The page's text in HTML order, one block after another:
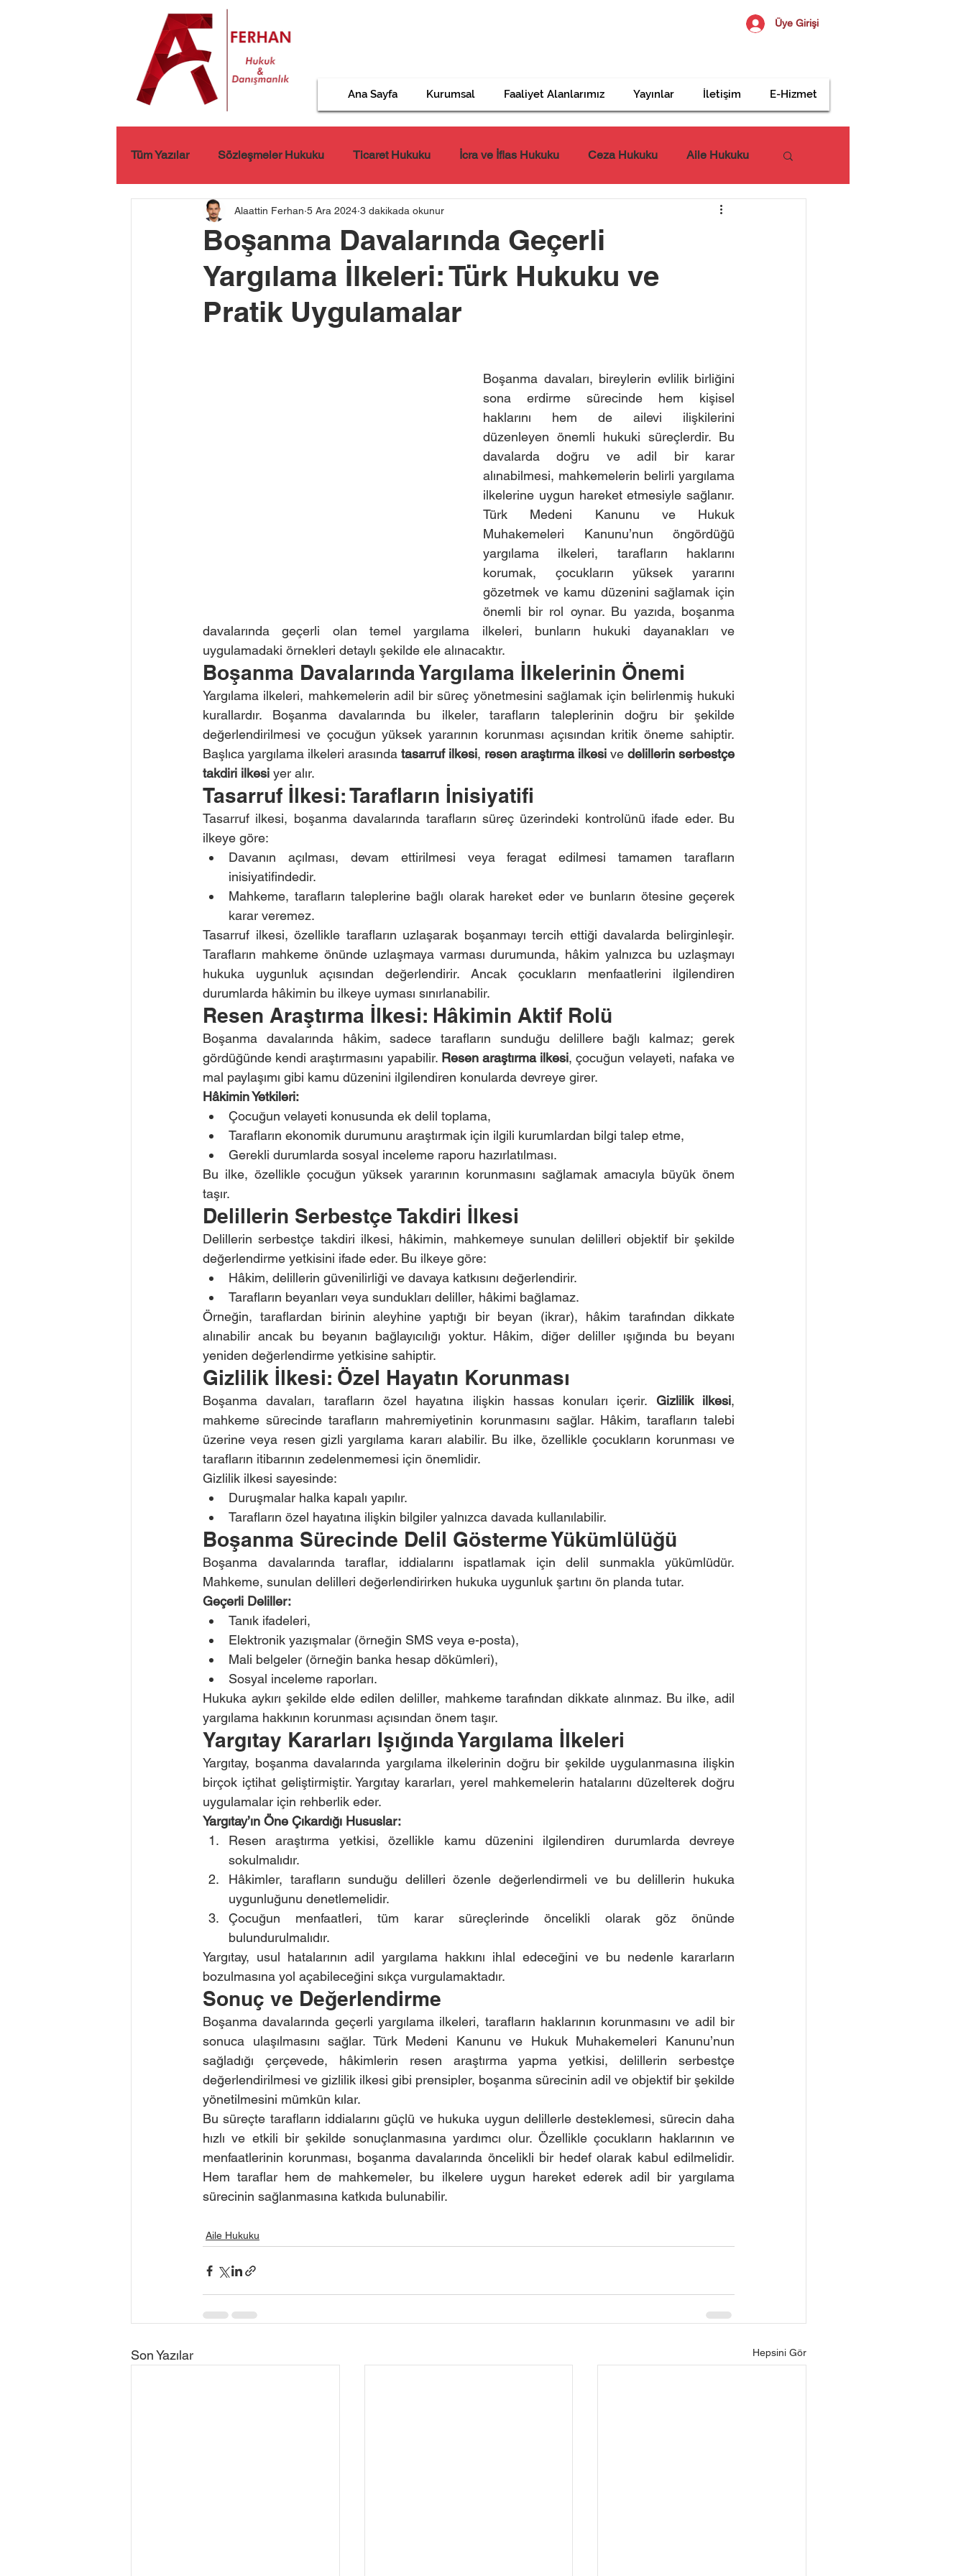
Üye Girişi
Ana Sayfa Kurumsal Faaliyet Alanlarımız Yayınlar İletişim E-Hizmet
Tüm Yazılar Sözleşmeler Hukuku Ticaret Hukuku İcra ve İflas Hukuku Ceza Hukuku Aile Hukuku
Kişisel Verilerin Korunması Tazminat Hukuku İş Hukuku
Boşanma Davalarında Geçerli
Yargılama İlkeleri: Türk Hukuku ve
Pratik Uygulamalar
Alaattin Ferhan 5 Ara 2024 3 dakikada okunur
Boşanma davaları, bireylerin evlilik birliğini
sona erdirme sürecinde hem kişisel
haklarını hem de ailevi ilişkilerini
düzenleyen önemli hukuki süreçlerdir. Bu
davalarda doğru ve adil bir karar
alınabilmesi, mahkemelerin belirli yargılama
ilkelerine uygun hareket etmesiyle sağlanır.
Türk Medeni Kanunu ve Hukuk
Muhakemeleri Kanunu’nun öngördüğü
yargılama ilkeleri, tarafların haklarını
korumak, çocukların yüksek yararını
gözetmek ve kamu düzenini sağlamak için
önemli bir rol oynar. Bu yazıda, boşanma
davalarında geçerli olan temel yargılama ilkeleri, bunların hukuki dayanakları ve
uygulamadaki örnekleri detaylı şekilde ele alınacaktır.
Boşanma Davalarında Yargılama İlkelerinin Önemi
Yargılama ilkeleri, mahkemelerin adil bir süreç yönetmesini sağlamak için belirlenmiş hukuki
kurallardır. Boşanma davalarında bu ilkeler, tarafların taleplerinin doğru bir şekilde
değerlendirilmesi ve çocuğun yüksek yararının korunması açısından kritik öneme sahiptir.
Başlıca yargılama ilkeleri arasında tasarruf ilkesi, resen araştırma ilkesi ve delillerin serbestçe
takdiri ilkesi yer alır.
Tasarruf İlkesi: Tarafların İnisiyatifi
Tasarruf ilkesi, boşanma davalarında tarafların süreç üzerindeki kontrolünü ifade eder. Bu
ilkeye göre:
Davanın açılması, devam ettirilmesi veya feragat edilmesi tamamen tarafların
inisiyatifindedir.
Mahkeme, tarafların taleplerine bağlı olarak hareket eder ve bunların ötesine geçerek
karar veremez.
Tasarruf ilkesi, özellikle tarafların uzlaşarak boşanmayı tercih ettiği davalarda belirginleşir.
Tarafların mahkeme önünde uzlaşmaya varması durumunda, hâkim yalnızca bu uzlaşmayı
hukuka uygunluk açısından değerlendirir. Ancak çocukların menfaatlerini ilgilendiren
durumlarda hâkimin bu ilkeye uyması sınırlanabilir.
Resen Araştırma İlkesi: Hâkimin Aktif Rolü
Boşanma davalarında hâkim, sadece tarafların sunduğu delillere bağlı kalmaz; gerek
gördüğünde kendi araştırmasını yapabilir. Resen araştırma ilkesi, çocuğun velayeti, nafaka ve
mal paylaşımı gibi kamu düzenini ilgilendiren konularda devreye girer.
Hâkimin Yetkileri:
Çocuğun velayeti konusunda ek delil toplama,
Tarafların ekonomik durumunu araştırmak için ilgili kurumlardan bilgi talep etme,
Gerekli durumlarda sosyal inceleme raporu hazırlatılması.
Bu ilke, özellikle çocuğun yüksek yararının korunmasını sağlamak amacıyla büyük önem
taşır.
Delillerin Serbestçe Takdiri İlkesi
Delillerin serbestçe takdiri ilkesi, hâkimin, mahkemeye sunulan delilleri objektif bir şekilde
değerlendirme yetkisini ifade eder. Bu ilkeye göre:
Hâkim, delillerin güvenilirliği ve davaya katkısını değerlendirir.
Tarafların beyanları veya sundukları deliller, hâkimi bağlamaz.
Örneğin, taraflardan birinin aleyhine yaptığı bir beyan (ikrar), hâkim tarafından dikkate
alınabilir ancak bu beyanın bağlayıcılığı yoktur. Hâkim, diğer deliller ışığında bu beyanı
yeniden değerlendirme yetkisine sahiptir.
Gizlilik İlkesi: Özel Hayatın Korunması
Boşanma davaları, tarafların özel hayatına ilişkin hassas konuları içerir. Gizlilik ilkesi,
mahkeme sürecinde tarafların mahremiyetinin korunmasını sağlar. Hâkim, tarafların talebi
üzerine veya resen gizli yargılama kararı alabilir. Bu ilke, özellikle çocukların korunması ve
tarafların itibarının zedelenmemesi için önemlidir.
Gizlilik ilkesi sayesinde:
Duruşmalar halka kapalı yapılır.
Tarafların özel hayatına ilişkin bilgiler yalnızca davada kullanılabilir.
Boşanma Sürecinde Delil Gösterme Yükümlülüğü
Boşanma davalarında taraflar, iddialarını ispatlamak için delil sunmakla yükümlüdür.
Mahkeme, sunulan delilleri değerlendirirken hukuka uygunluk şartını ön planda tutar.
Geçerli Deliller:
Tanık ifadeleri,
Elektronik yazışmalar (örneğin SMS veya e-posta),
Mali belgeler (örneğin banka hesap dökümleri),
Sosyal inceleme raporları.
Hukuka aykırı şekilde elde edilen deliller, mahkeme tarafından dikkate alınmaz. Bu ilke, adil
yargılama hakkının korunması açısından önem taşır.
Yargıtay Kararları Işığında Yargılama İlkeleri
Yargıtay, boşanma davalarında yargılama ilkelerinin doğru bir şekilde uygulanmasına ilişkin
birçok içtihat geliştirmiştir. Yargıtay kararları, yerel mahkemelerin hatalarını düzelterek doğru
uygulamalar için rehberlik eder.
Yargıtay’ın Öne Çıkardığı Hususlar:
Resen araştırma yetkisi, özellikle kamu düzenini ilgilendiren durumlarda devreye
sokulmalıdır.
Hâkimler, tarafların sunduğu delilleri özenle değerlendirmeli ve bu delillerin hukuka
uygunluğunu denetlemelidir.
Çocuğun menfaatleri, tüm karar süreçlerinde öncelikli olarak göz önünde
bulundurulmalıdır.
Yargıtay, usul hatalarının adil yargılama hakkını ihlal edeceğini ve bu nedenle kararların
bozulmasına yol açabileceğini sıkça vurgulamaktadır.
Sonuç ve Değerlendirme
Boşanma davalarında geçerli yargılama ilkeleri, tarafların haklarının korunmasını ve adil bir
sonuca ulaşılmasını sağlar. Türk Medeni Kanunu ve Hukuk Muhakemeleri Kanunu’nun
sağladığı çerçevede, hâkimlerin resen araştırma yapma yetkisi, delillerin serbestçe
değerlendirilmesi ve gizlilik ilkesi gibi prensipler, boşanma sürecinin adil ve objektif bir şekilde
yönetilmesini mümkün kılar.
Bu süreçte tarafların iddialarını güçlü ve hukuka uygun delillerle desteklemesi, sürecin daha
hızlı ve etkili bir şekilde sonuçlanmasına yardımcı olur. Özellikle çocukların haklarının ve
menfaatlerinin korunması, boşanma davalarında öncelikli bir hedef olarak kabul edilmelidir.
Hem taraflar hem de mahkemeler, bu ilkelere uygun hareket ederek adil bir yargılama
sürecinin sağlanmasına katkıda bulunabilir.
Aile Hukuku
Son Yazılar Hepsini Gör